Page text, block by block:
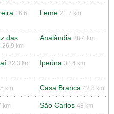
16.6
Leme 21.7 km
das
26.9 km
Analândia 28.4 km
32.3 km Ipeúna 32.4 km
km Casa Branca 42.8 km
km São Carlos 48 km